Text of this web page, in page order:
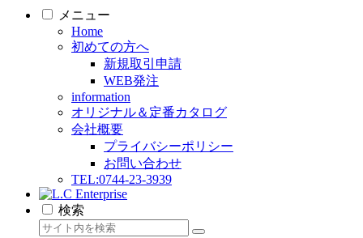
メニュー
Home
初めての方へ
新規取引申請
WEB発注
information
オリジナル＆定番カタログ
会社概要
プライバシーポリシー
お問い合わせ
TEL:0744-23-3939
検索